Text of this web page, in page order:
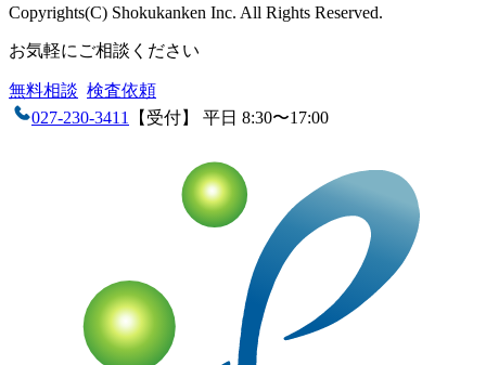
設備・検査室 ISO認定情報
各種検査サービス
食品検査
畜産検査 受託試験 衛生検査所
コンサルティング 食品コンサルティング